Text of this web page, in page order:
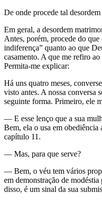
De onde procede tal
Em geral, a desordem
Antes, porém, procede do
indiferença” quanto ao que
casamento. A que me refiro
Permita-me explicar:
Há uns quatro meses,
visto antes. A nossa conversa
seguinte forma. Primeiro, ele
— E esse lenço que a sua
Bem, ela o usa em
capítulo 11.
— Mas, para que serve?
— Bem, o véu tem vários
em demonstração de
disso, é um sinal da sua